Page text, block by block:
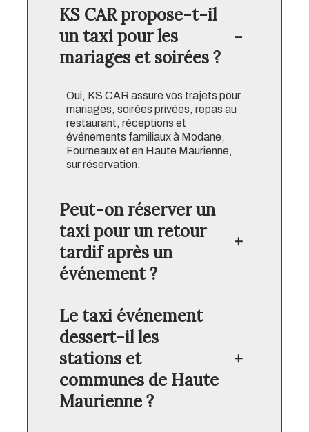
KS CAR propose-t-il
un taxi pour les
mariages et soirées ?
Oui, KS CAR assure vos trajets pour
mariages, soirées privées, repas au
restaurant, réceptions et
événements familiaux à Modane,
Fourneaux et en Haute Maurienne,
sur réservation.
Peut-on réserver un
taxi pour un retour
tardif après un
événement ?
Le taxi événement
dessert-il les
stations et
communes de Haute
Maurienne ?